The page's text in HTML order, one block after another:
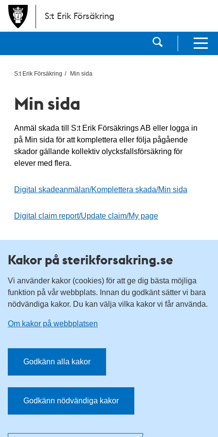
Hoppa till huvudinnehållet
S:t Erik Försäkring
Visa
Visa
S:t Erik Försäkring Min sida
Min sida
Anmäl skada till S:t Erik Försäkrings AB eller logga in
på Min sida för att komplettera eller följa pågående
skador gällande kollektiv olycksfallsförsäkring för
elever med flera.
Digital skadeanmälan/Komplettera skada/Min sida
Digital claim report/Update claim/My page
Tillgänglighetsredogörelse
Kakor på sterikforsakring.se
Vi använder kakor (cookies) för att ge dig bästa möjliga
funktion på vår webbplats. Innan du godkänt sätter vi bara
nödvändiga kakor. Du kan välja vilka kakor vi får använda.
Om kakor på webbplatsen
Godkänn alla kakor
Godkänn nödvändiga kakor